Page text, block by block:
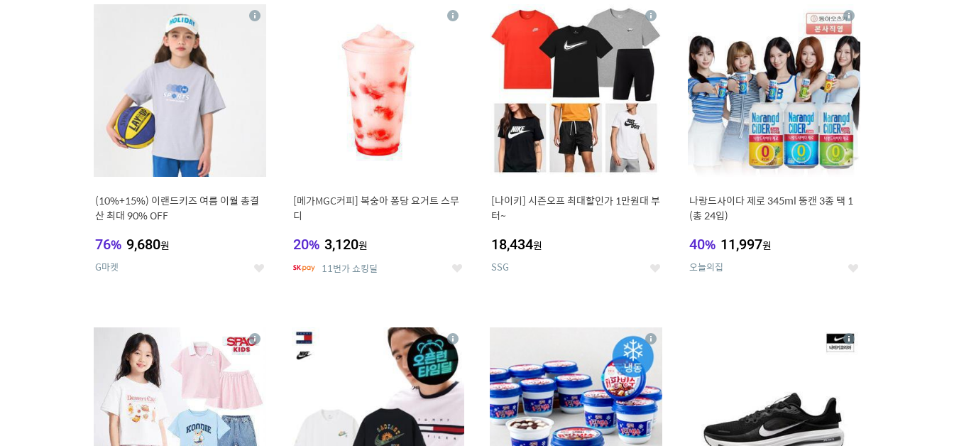
(10%+15%) 이랜드키즈 여름 이월 총결
산 최대 90% OFF
76% 9,680원
G마켓 좋
상
[메가MGC커피] 복숭아 퐁당 요거트 스무
디
20% 3,120원
11번가 쇼킹딜 좋
상
11
[나이키] 시즌오프 최대할인가 1만원대 부
터~
18,434원
SSG 좋
상
세
나랑드사이다 제로 345ml 뚱캔 3종 택 1
(총 24입)
40% 11,997원
오늘의집 좋
상
세
13
상
14
상
세
상
세
상
세